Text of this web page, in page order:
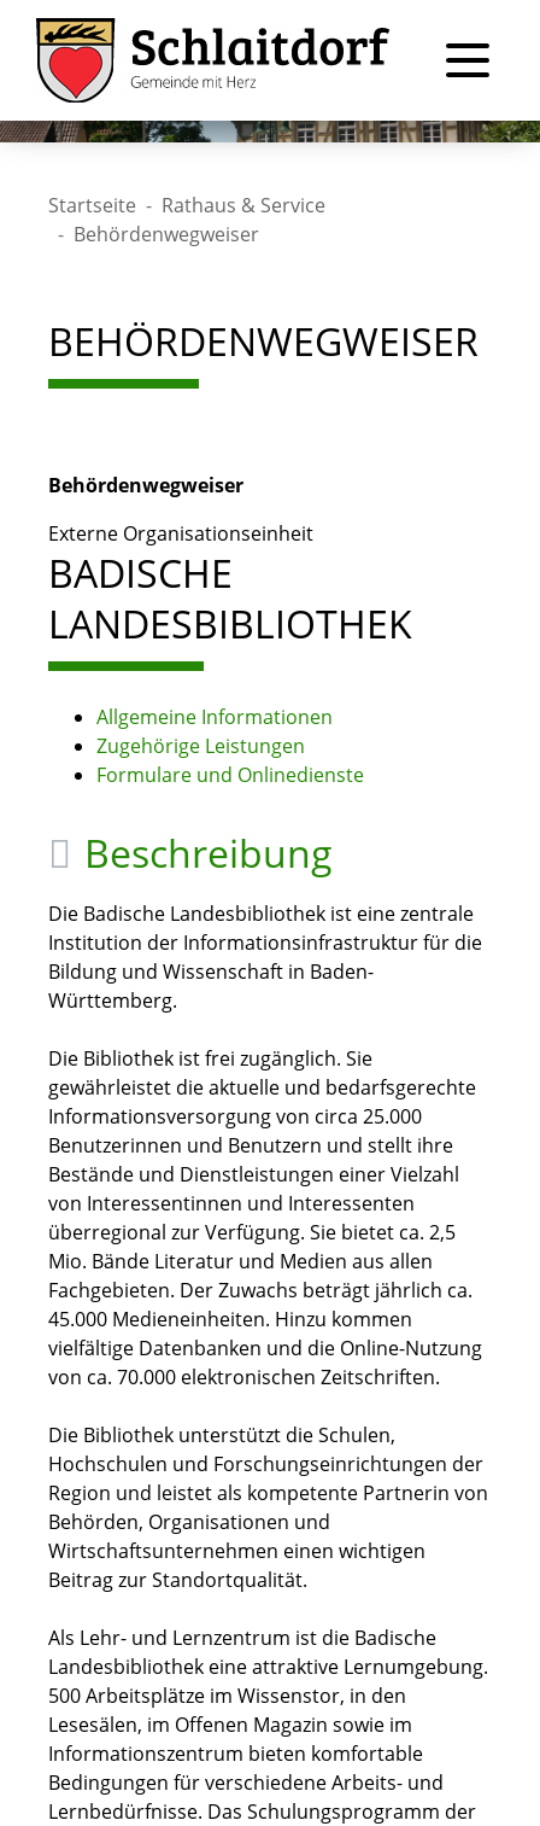
Startseite
Rathaus & Service
Behördenwegweiser
BEHÖRDENWEGWEISER
Behördenwegweiser
Externe Organisationseinheit
BADISCHE
LANDESBIBLIOTHEK
Allgemeine Informationen
Zugehörige Leistungen
Formulare und Onlinedienste
Beschreibung
Die Badische Landesbibliothek ist eine zentrale
Institution der Informationsinfrastruktur für die
Bildung und Wissenschaft in Baden-
Württemberg.
Die Bibliothek ist frei zugänglich. Sie
gewährleistet die aktuelle und bedarfsgerechte
Informationsversorgung von circa 25.000
Benutzerinnen und Benutzern und stellt ihre
Bestände und Dienstleistungen einer Vielzahl
von Interessentinnen und Interessenten
überregional zur Verfügung. Sie bietet ca. 2,5
Mio. Bände Literatur und Medien aus allen
Fachgebieten. Der Zuwachs beträgt jährlich ca.
45.000 Medieneinheiten. Hinzu kommen
vielfältige Datenbanken und die Online-Nutzung
von ca. 70.000 elektronischen Zeitschriften.
Die Bibliothek unterstützt die Schulen,
Hochschulen und Forschungseinrichtungen der
Region und leistet als kompetente Partnerin von
Behörden, Organisationen und
Wirtschaftsunternehmen einen wichtigen
Beitrag zur Standortqualität.
Als Lehr- und Lernzentrum ist die Badische
Landesbibliothek eine attraktive Lernumgebung.
500 Arbeitsplätze im Wissenstor, in den
Lesesälen, im Offenen Magazin sowie im
Informationszentrum bieten komfortable
Bedingungen für verschiedene Arbeits- und
Lernbedürfnisse. Das Schulungsprogramm der